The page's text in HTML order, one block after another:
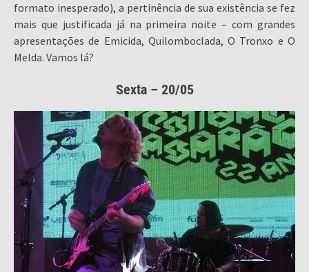
formato inesperado), a pertinência de sua existência se fez
mais que justificada já na primeira noite – com grandes
apresentações de Emicida, Quilomboclada, O Tronxo e O
Melda. Vamos lá?
Sexta – 20/05